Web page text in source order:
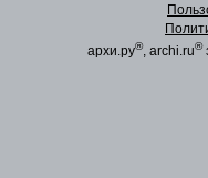
архи.ру®, archi.ru®